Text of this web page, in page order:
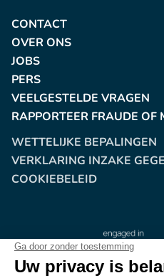
CONTACT
OVER ONS
JOBS
PERS
VEELGESTELDE VRAGEN
RAPPORTEER FRAUDE OF
WETTELIJKE BEPALINGEN
VERKLARING INZAKE
COOKIEBELEID